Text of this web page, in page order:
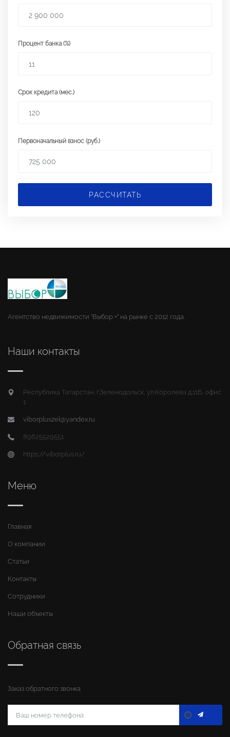
Процент банка (%)
Срок кредита (мес.)
Первоначальный взнос (руб.)
РАССЧИТАТЬ
Агентство недвижимости "Выбор +" на рынке с 2012 года.
Наши контакты
Республика Татарстан, г.Зеленодольск, ул.Королева д.11Б, офис
1
viborpluszel@yandex.ru
89625529551
https://viborplus.ru/
Меню
Главная
О компании
Статьи
Контакты
Сотрудники
Наши объекты
Обратная связь
Заказ обратного звонка